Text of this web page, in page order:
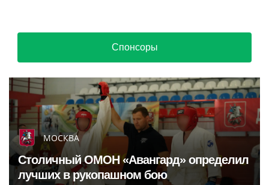
Спонсоры
МОСКВА
Столичный ОМОН «Авангард» определил
лучших в рукопашном бою